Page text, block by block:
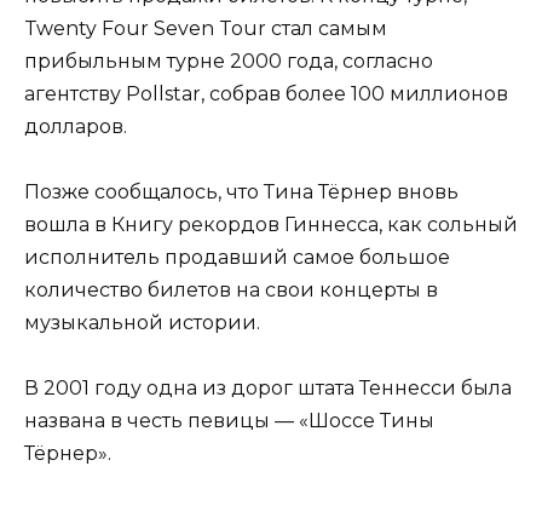
Twenty Four Seven Tour стал самым
прибыльным турне 2000 года, согласно
агентству Pollstar, собрав более 100 миллионов
долларов.
Позже сообщалось, что Тина Тёрнер вновь
вошла в Книгу рекордов Гиннесса, как сольный
исполнитель продавший самое большое
количество билетов на свои концерты в
музыкальной истории.
В 2001 году одна из дорог штата Теннесси была
названа в честь певицы — «Шоссе Тины
Тёрнер».